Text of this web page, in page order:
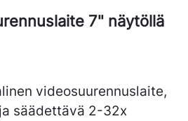
7" näytöllä
videosuurennuslaite,
säädettävä 2-32x